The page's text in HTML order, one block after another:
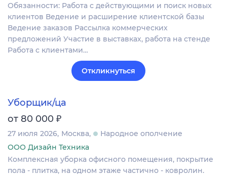
Обязанности: Работа с действующими и поиск новых
клиентов Ведение и расширение клиентской базы
Ведение заказов Рассылка коммерческих
предложений Участие в выставках, работа на стенде
Работа с клиентами…
Откликнуться
Уборщик/ца
от 80 000 ₽
27 июля 2026 Москва
Народное ополчение
ООО Дизайн Техника
Комплексная уборка офисного помещения, покрытие
пола - плитка, на одном этаже частично - ковролин.